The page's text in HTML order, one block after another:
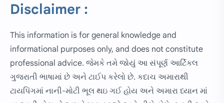
Disclaimer :
This information is for general knowledge and
informational purposes only, and does not constitute
professional advice. જેમકે તમે જોયું આ સંપૂર્ણ આર્ટિકલ
ગુજરાતી ભાષામાં છે અને ટાઈપ કરેલો છે. કદાચ અમારાથી
ટાયપિંગમાં નાની-મોટી ભૂલ થઇ ગઈ હોય અને અમારા ધ્યાન માં